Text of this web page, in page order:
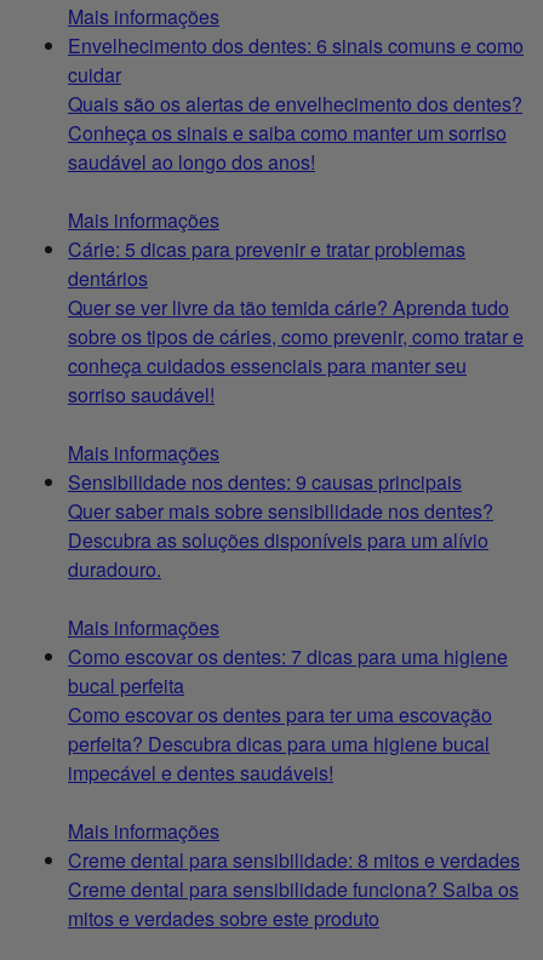
Mais informações
Envelhecimento dos dentes: 6 sinais comuns e como
cuidar
Quais são os alertas de envelhecimento dos dentes?
Conheça os sinais e saiba como manter um sorriso
saudável ao longo dos anos!
Mais informações
Cárie: 5 dicas para prevenir e tratar problemas
dentários
Quer se ver livre da tão temida cárie? Aprenda tudo
sobre os tipos de cáries, como prevenir, como tratar e
conheça cuidados essenciais para manter seu
sorriso saudável!
Mais informações
Sensibilidade nos dentes: 9 causas principais
Quer saber mais sobre sensibilidade nos dentes?
Descubra as soluções disponíveis para um alívio
duradouro.
Mais informações
Como escovar os dentes: 7 dicas para uma higiene
bucal perfeita
Como escovar os dentes para ter uma escovação
perfeita? Descubra dicas para uma higiene bucal
impecável e dentes saudáveis!
Mais informações
Creme dental para sensibilidade: 8 mitos e verdades
Creme dental para sensibilidade funciona? Saiba os
mitos e verdades sobre este produto